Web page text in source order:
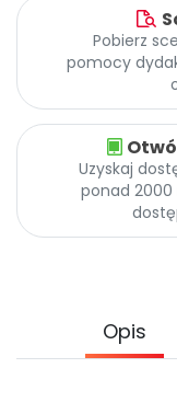
Pobierz
pomocy
Uzyskaj
ponad 2000
Opis